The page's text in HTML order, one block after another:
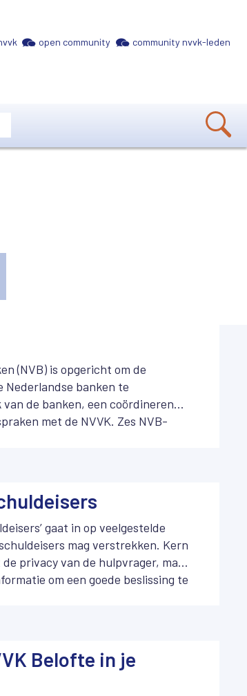
open community community nvvk-leden
(NVB) is opgericht om de
Nederlandse banken te
de banken, een coördinerende
met de NVVK. Zes NVB-
gaat in op veelgestelde
mag verstrekken. Kern
privacy van de hulpvrager, maar
om een goede beslissing te
Belofte in je